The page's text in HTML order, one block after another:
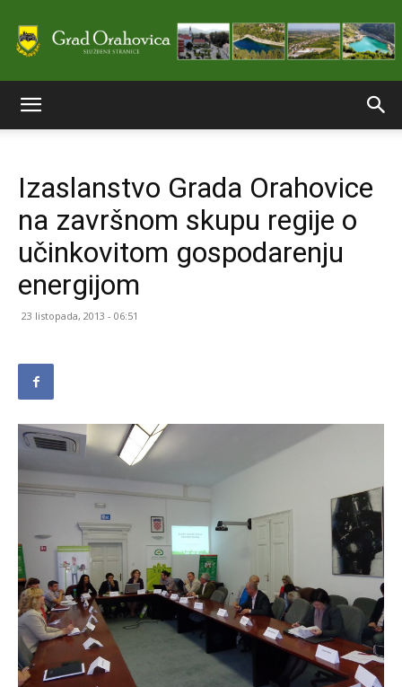
stranice
Grada
Izaslanstvo Grada Orahovice
na završnom skupu regije o
učinkovitom gospodarenju
energijom
23 listopada, 2013 - 06:51